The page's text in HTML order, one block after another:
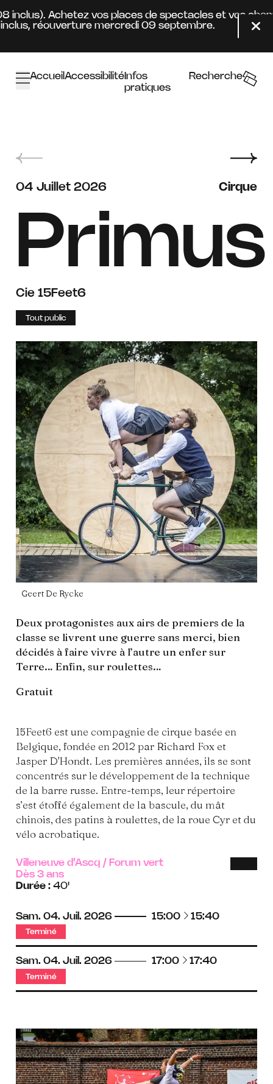
Achetez vos places de spectacles et vos
réouverture mercredi 09 septembre.
AccueilAccessibilitéInfos
pratiques
Recherche
04 juillet
Juillet 2026 Cirque
Primus
Cie 15Feet6
Tout public
Geert De Rycke
Deux protagonistes aux airs de premiers de la
classe se livrent une guerre sans merci, bien
décidés à faire vivre à l’autre un enfer sur
Terre… Enfin, sur roulettes…
Gratuit
15Feet6 est une compagnie de cirque basée en
Belgique, fondée en 2012 par Richard Fox et
Jasper D'Hondt. Les premières années, ils se sont
concentrés sur le développement de la technique
de la barre russe. Entre-temps, leur répertoire
s’est étoffé également de la bascule, du mât
chinois, des patins à roulettes, de la roue Cyr et du
vélo acrobatique.
Villeneuve d’Ascq / Forum vert
Dès 3 ans
Durée :40'
Sam. 04. Juil. 2026 15:00 à15:40
Terminé
Sam. 04. Juil. 2026 17:00 à17:40
Terminé